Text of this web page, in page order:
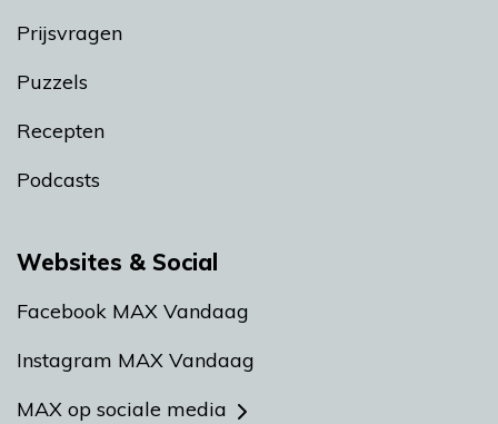
Prijsvragen
Puzzels
Recepten
Podcasts
Websites & Social
Facebook MAX Vandaag
Instagram MAX Vandaag
MAX op sociale media